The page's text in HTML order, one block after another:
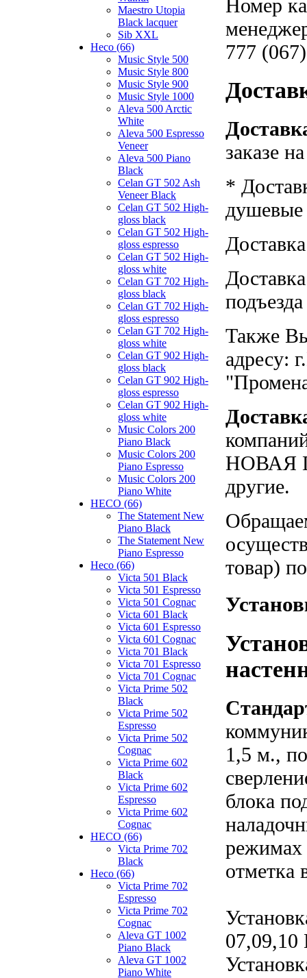
Maestro Utopia
Black lacquer
Sib XXL
Heco (66)
Music Style 500
Music Style 800
Music Style 900
Music Style 1000
Aleva 500 Arctic
White
Aleva 500 Espresso
Veneer
Aleva 500 Piano
Black
Celan GT 502 Ash
Veneer Black
Celan GT 502 High-
gloss black
Celan GT 502 High-
gloss espresso
Celan GT 502 High-
gloss white
Celan GT 702 High-
gloss black
Celan GT 702 High-
gloss espresso
Celan GT 702 High-
gloss white
Celan GT 902 High-
gloss black
Celan GT 902 High-
gloss espresso
Celan GT 902 High-
gloss white
Music Colors 200
Piano Black
Music Colors 200
Piano Espresso
Music Colors 200
Piano White
HECO (66)
The Statement New
Piano Black
The Statement New
Piano Espresso
Heco (66)
Victa 501 Black
Victa 501 Espresso
Victa 501 Cognac
Victa 601 Black
Victa 601 Espresso
Victa 601 Cognac
Victa 701 Black
Victa 701 Espresso
Victa 701 Cognac
Victa Prime 502
Black
Victa Prime 502
Espresso
Victa Prime 502
Cognac
Victa Prime 602
Black
Victa Prime 602
Espresso
Victa Prime 602
Cognac
HECO (66)
Victa Prime 702
Black
Heco (66)
Victa Prime 702
Espresso
Victa Prime 702
Cognac
Aleva GT 1002
Piano Black
Aleva GT 1002
Piano White
Номер
777
заказе
*
душевые
Также
адресу:
НОВАЯ
другие.
товар)
1,5 м.,
блока
режимах
отметка